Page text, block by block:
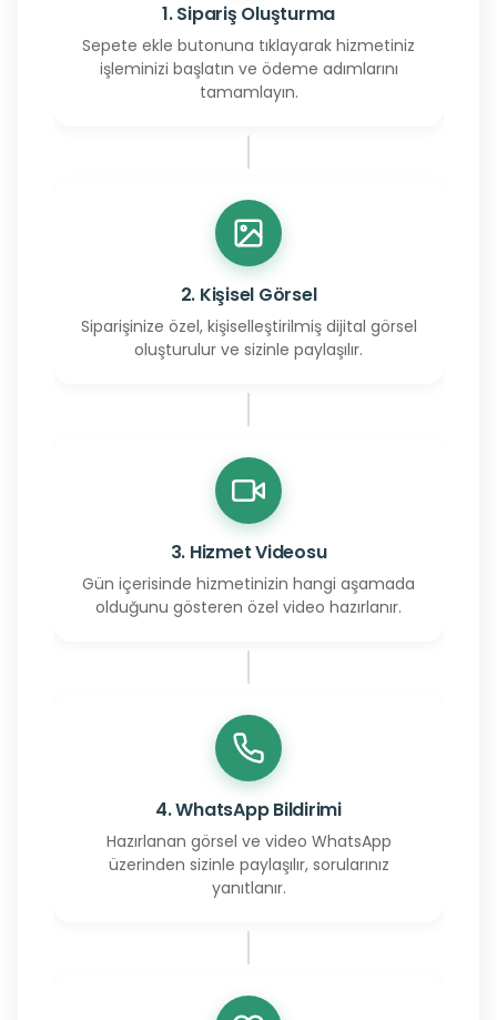
1. Sipariş Oluşturma
Sepete ekle butonuna tıklayarak hizmetiniz
işleminizi başlatın ve ödeme adımlarını
tamamlayın.
2. Kişisel Görsel
Siparişinize özel, kişiselleştirilmiş dijital görsel
oluşturulur ve sizinle paylaşılır.
3. Hizmet Videosu
Gün içerisinde hizmetinizin hangi aşamada
olduğunu gösteren özel video hazırlanır.
4. WhatsApp Bildirimi
Hazırlanan görsel ve video WhatsApp
üzerinden sizinle paylaşılır, sorularınız
yanıtlanır.